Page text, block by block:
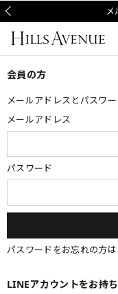
会員の方
メールアドレスとパスワ
メールアドレス
パスワード
パスワードをお忘れの方は
LINEアカウントをお持